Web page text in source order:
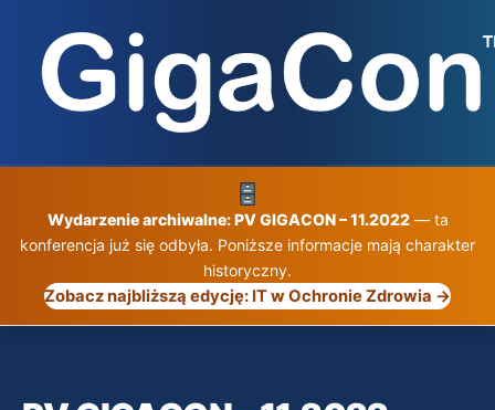
treści
Wydarzenie archiwalne: PV GIGACON – 11.2022— ta
konferencja już się odbyła. Poniższe informacje mają charakter
historyczny.
Zobacz najbliższą edycję: IT w Ochronie Zdrowia →